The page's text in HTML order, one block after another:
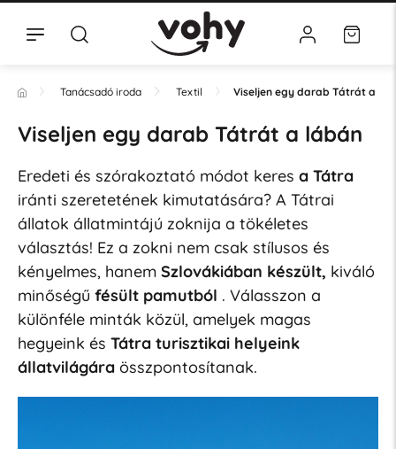
Tanácsadó iroda Textil Viseljen egy darab Tátrát a
Viseljen egy darab Tátrát a lábán
Eredeti és szórakoztató módot keres a Tátra
iránti szeretetének kimutatására? A Tátrai
állatok állatmintájú zoknija a tökéletes
választás! Ez a zokni nem csak stílusos és
kényelmes, hanem Szlovákiában készült, kiváló
minőségű fésült pamutból . Válasszon a
különféle minták közül, amelyek magas
hegyeink és Tátra turisztikai helyeink
állatvilágáraösszpontosítanak.